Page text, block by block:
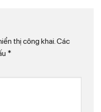
thị công khai. Các
*